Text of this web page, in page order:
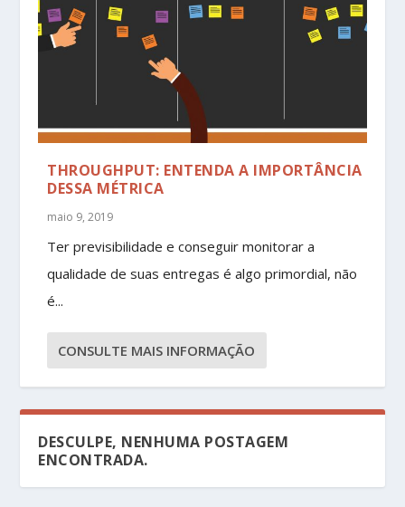
THROUGHPUT: ENTENDA A IMPORTÂNCIA
DESSA MÉTRICA
maio 9, 2019
Ter previsibilidade e conseguir monitorar a
qualidade de suas entregas é algo primordial, não
é...
CONSULTE MAIS INFORMAÇÃO
DESCULPE, NENHUMA POSTAGEM
ENCONTRADA.